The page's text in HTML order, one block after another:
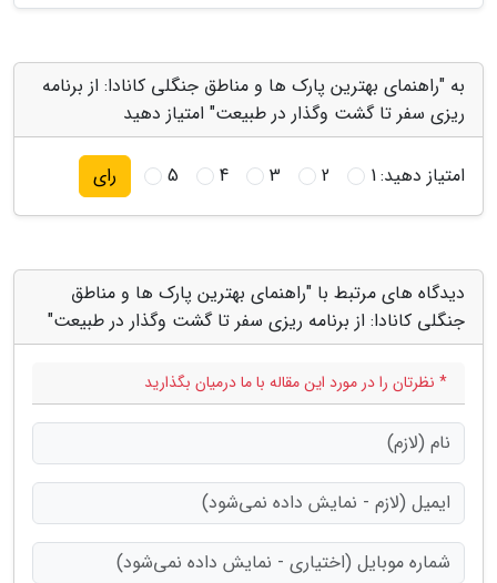
به "راهنمای بهترین پارک ها و مناطق جنگلی کانادا: از برنامه
ریزی سفر تا گشت وگذار در طبیعت" امتیاز دهید
امتیاز دهید:1
2
3
4
5 رای
دیدگاه های مرتبط با "راهنمای بهترین پارک ها و مناطق
جنگلی کانادا: از برنامه ریزی سفر تا گشت وگذار در طبیعت"
* نظرتان را در مورد این مقاله با ما درمیان بگذارید